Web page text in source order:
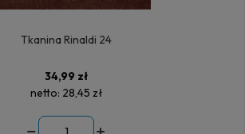
Tkanina Rinaldi 24
34,99 zł
netto: 28,45 zł